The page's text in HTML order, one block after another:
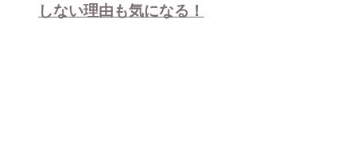
しない理由も気になる！